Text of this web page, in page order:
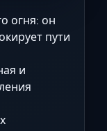
огня: он
пути
и